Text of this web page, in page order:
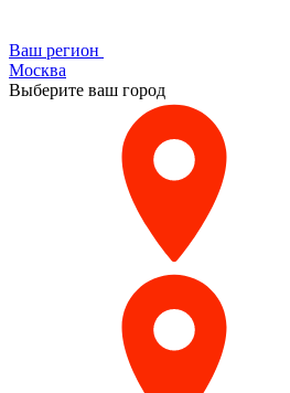
Ваш регион
Москва
Выберите ваш город